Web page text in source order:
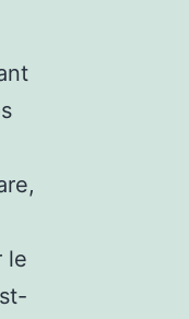
le